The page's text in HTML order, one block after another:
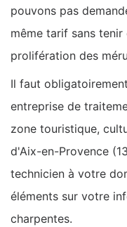
pouvons pas
même tarif sans tenir
prolifération des
Il faut
entreprise de
zone touristique,
d'Aix-en-Provence
technicien à votre
éléments sur votre
charpentes.